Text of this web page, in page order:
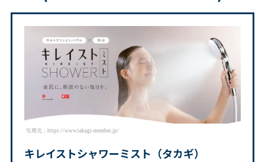
引用元：https://www.takagi-member.jp/
キレイストシャワーミスト（タカギ）